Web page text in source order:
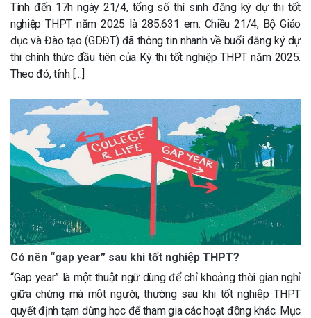
Tính đến 17h ngày 21/4, tổng số thí sinh đăng ký dự thi tốt
nghiệp THPT năm 2025 là 285.631 em. Chiều 21/4, Bộ Giáo
dục và Đào tạo (GDĐT) đã thông tin nhanh về buổi đăng ký dự
thi chính thức đầu tiên của Kỳ thi tốt nghiệp THPT năm 2025.
Theo đó, tính […]
Có nên “gap year” sau khi tốt nghiệp THPT?
“Gap year” là một thuật ngữ dùng để chỉ khoảng thời gian nghỉ
giữa chừng mà một người, thường sau khi tốt nghiệp THPT
quyết định tạm dừng học để tham gia các hoạt động khác. Mục